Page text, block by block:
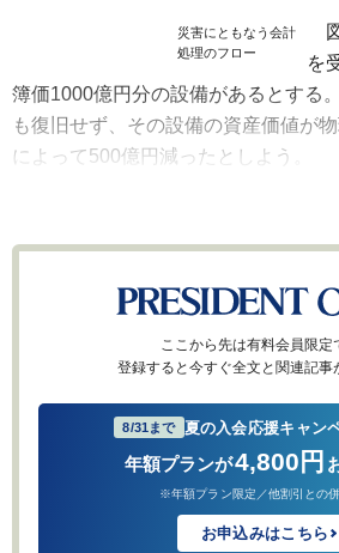
災害にともなう会計
処理のフロー
を
簿価1000億円分の設備があるとする
も復旧せず、その設備の資産価値が
によって500億円減ったとしよう。
ここから先は有料会員限定
登録すると今すぐ全文と関連記事
8/31まで 夏の入会応援キャン
年額プランが4,800円
※年額プラン限定／他割引との
お申込みはこちら